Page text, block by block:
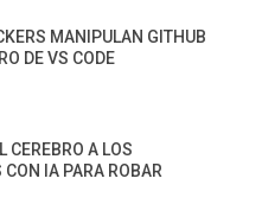
MANIPULAN GITHUB
DE VS CODE
CEREBRO A LOS
CON IA PARA ROBAR